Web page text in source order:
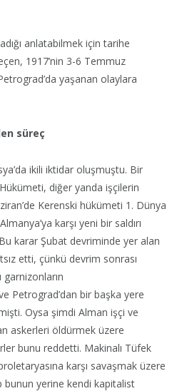
anlatabilmek için tarihe
1917’nin 3-6 Temmuz
yaşanan olaylara
süreç
ikili iktidar oluşmuştu. Bir
diğer yanda işçilerin
Kerenski hükümeti 1. Dünya
karşı yeni bir saldırı
karar Şubat devriminde yer alan
etti, çünkü devrim sonrası
ve Petrograd’dan bir başka yere
Oysa şimdi Alman işçi ve
askerleri öldürmek üzere
bunu reddetti. Makinalı Tüfek
karşı savaşmak üzere
yerine kendi kapitalist